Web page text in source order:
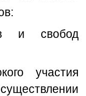
и свобод
участия